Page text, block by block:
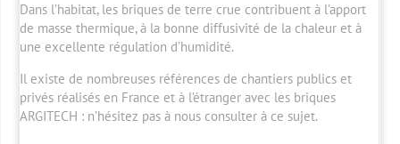
Dans l’habitat, les briques de terre crue contribuent à l’apport
de masse thermique, à la bonne diffusivité de la chaleur et à
une excellente régulation d’humidité.
Il existe de nombreuses références de chantiers publics et
privés réalisés en France et à l’étranger avec les briques
ARGITECH : n’hésitez pas à nous consulter à ce sujet.